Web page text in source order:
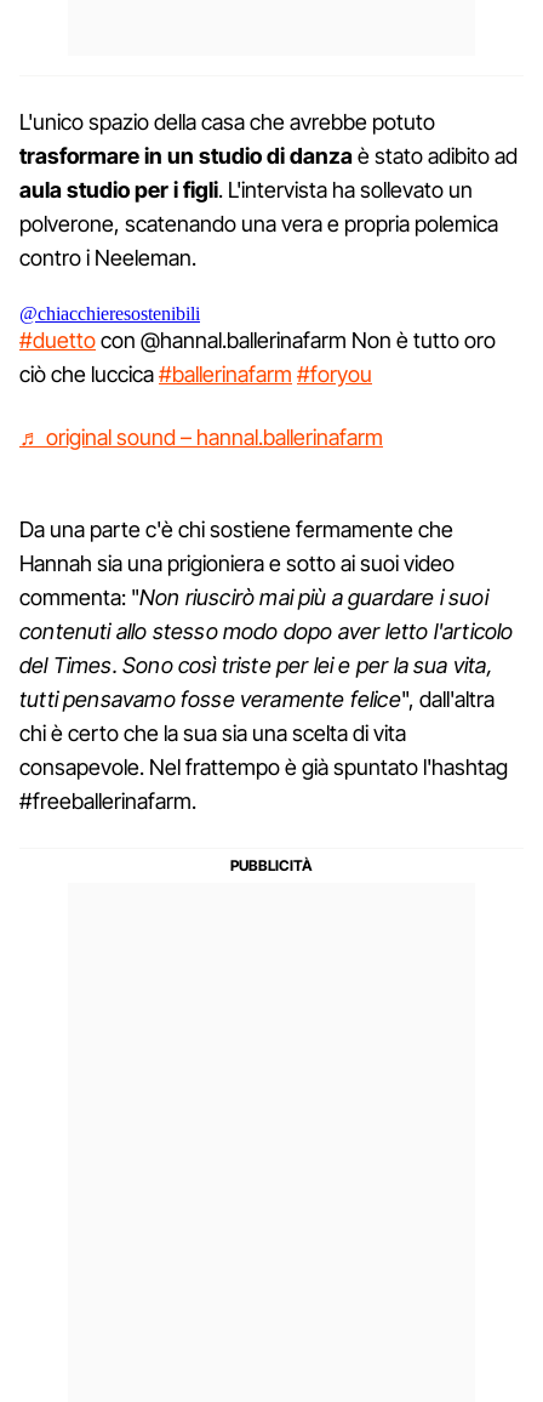
L'unico spazio della casa che avrebbe potuto
trasformare in un studio di danzaè stato adibito ad
aula studio per i figli. L'intervista ha sollevato un
polverone, scatenando una vera e propria polemica
contro i Neeleman.
@chiacchieresostenibili
#duettocon @hannal.ballerinafarm Non è tutto oro
ciò che luccica#ballerinafarm #foryou
♬ original sound – hannal.ballerinafarm
Da una parte c'è chi sostiene fermamente che
Hannah sia una prigioniera e sotto ai suoi video
commenta: "Non riuscirò mai più a guardare i suoi
contenuti allo stesso modo dopo aver letto l'articolo
del Times. Sono così triste per lei e per la sua vita,
tutti pensavamo fosse veramente felice", dall'altra
chi è certo che la sua sia una scelta di vita
consapevole. Nel frattempo è già spuntato l'hashtag
#freeballerinafarm.